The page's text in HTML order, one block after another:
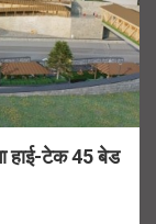
टेक 45 बेड